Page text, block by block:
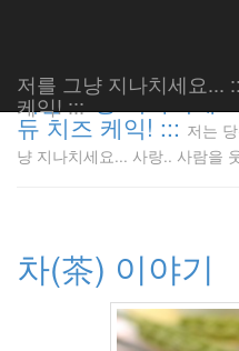
저를 그냥 지나치세요...
케익! :::
저를 그냥 지나치세
듀 치즈 케익! ::: 저는
냥 지나치세요... 사랑.. 사람을
차(茶) 이야기
저는 당신
을 힘들게
지나치세
요... 사